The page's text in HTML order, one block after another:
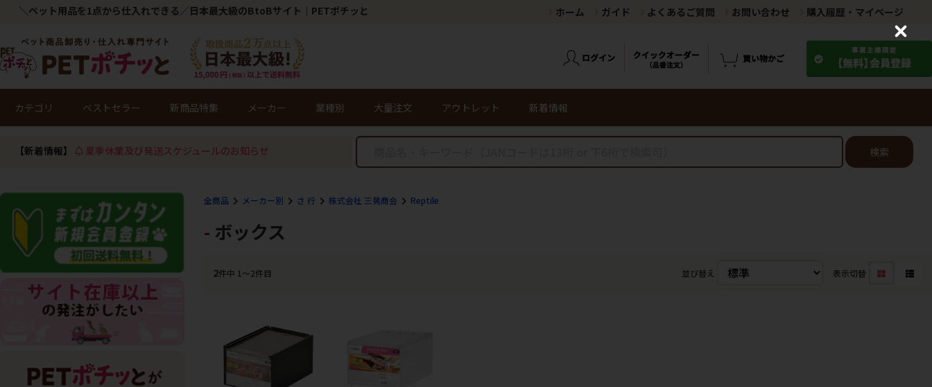
＼ペット用品を1点から仕入れできる／日本最大級のBtoBサイト｜PETポチッと ホーム ガイド よくあるご質問 お問い合わせ 購入履歴・マイページ
カテゴリ ベストセラー 新商品特集 メーカー 業種別 大量注文 アウトレット 新着情報
【新着情報】 夏季休業及び発送スケジュールのお知らせ 検索
全商品 メーカー別 さ 行 株式会社 三晃商会 Reptile
ボックス
2件中 1〜2件目 並び替え 表示切替
C
o
s
e